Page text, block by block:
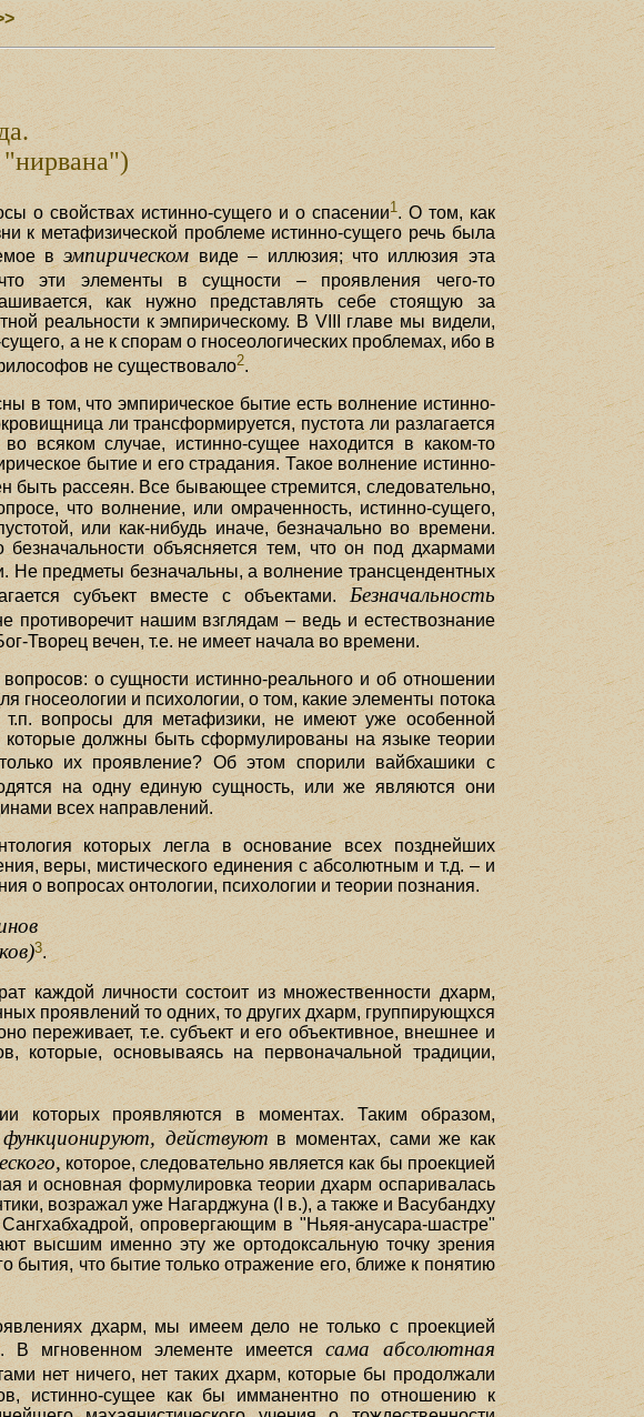
о свойствах истинно-сущего и о спасении1. О том, как
к метафизической проблеме истинно-сущего речь была
вэмпирическом виде – иллюзия; что иллюзия эта
эти элементы в сущности – проявления чего-то
как нужно представлять себе стоящую за
реальности к эмпирическому. В VIII главе мы видели,
а не к спорам о гносеологических проблемах, ибо в
не существовало2.
в том, что эмпирическое бытие есть волнение истинно-
ли трансформируется, пустота ли разлагается
всяком случае, истинно-сущее находится в каком-то
бытие и его страдания. Такое волнение истинно-
быть рассеян. Все бывающее стремится, следовательно,
что волнение, или омраченность, истинно-сущего,
или как-нибудь иначе, безначально во времени.
объясняется тем, что он под дхармами
Не предметы безначальны, а волнение трансцендентных
субъект вместе с объектами. Безначальность
противоречит нашим взглядам – ведь и естествознание
Творец вечен, т.е. не имеет начала во времени.
о сущности истинно-реального и об отношении
гносеологии и психологии, о том, какие элементы потока
вопросы для метафизики, не имеют уже особенной
должны быть сформулированы на языке теории
их проявление? Об этом спорили вайбхашики с
на одну единую сущность, или же являются они
всех направлений.
которых легла в основание всех позднейших
веры, мистического единения с абсолютным и т.д. – и
о вопросах онтологии, психологии и теории познания.
3.
каждой личности состоит из множественности дхарм,
проявлений то одних, то других дхарм, группирующхся
переживает, т.е. субъект и его объективное, внешнее и
которые, основываясь на первоначальной традиции,
которых проявляются в моментах. Таким образом,
функционируют, действуютв моментах, сами же как
которое, следовательно является как бы проекцией
и основная формулировка теории дхарм оспаривалась
возражал уже Нагарджуна (I в.), а также и Васубандху
опровергающим в "Ньяя-анусара-шастре"
высшим именно эту же ортодоксальную точку зрения
бытия, что бытие только отражение его, ближе к понятию
дхарм, мы имеем дело не только с проекцией
В мгновенном элементе имеется сама абсолютная
нет ничего, нет таких дхарм, которые бы продолжали
истинно-сущее как бы имманентно по отношению к